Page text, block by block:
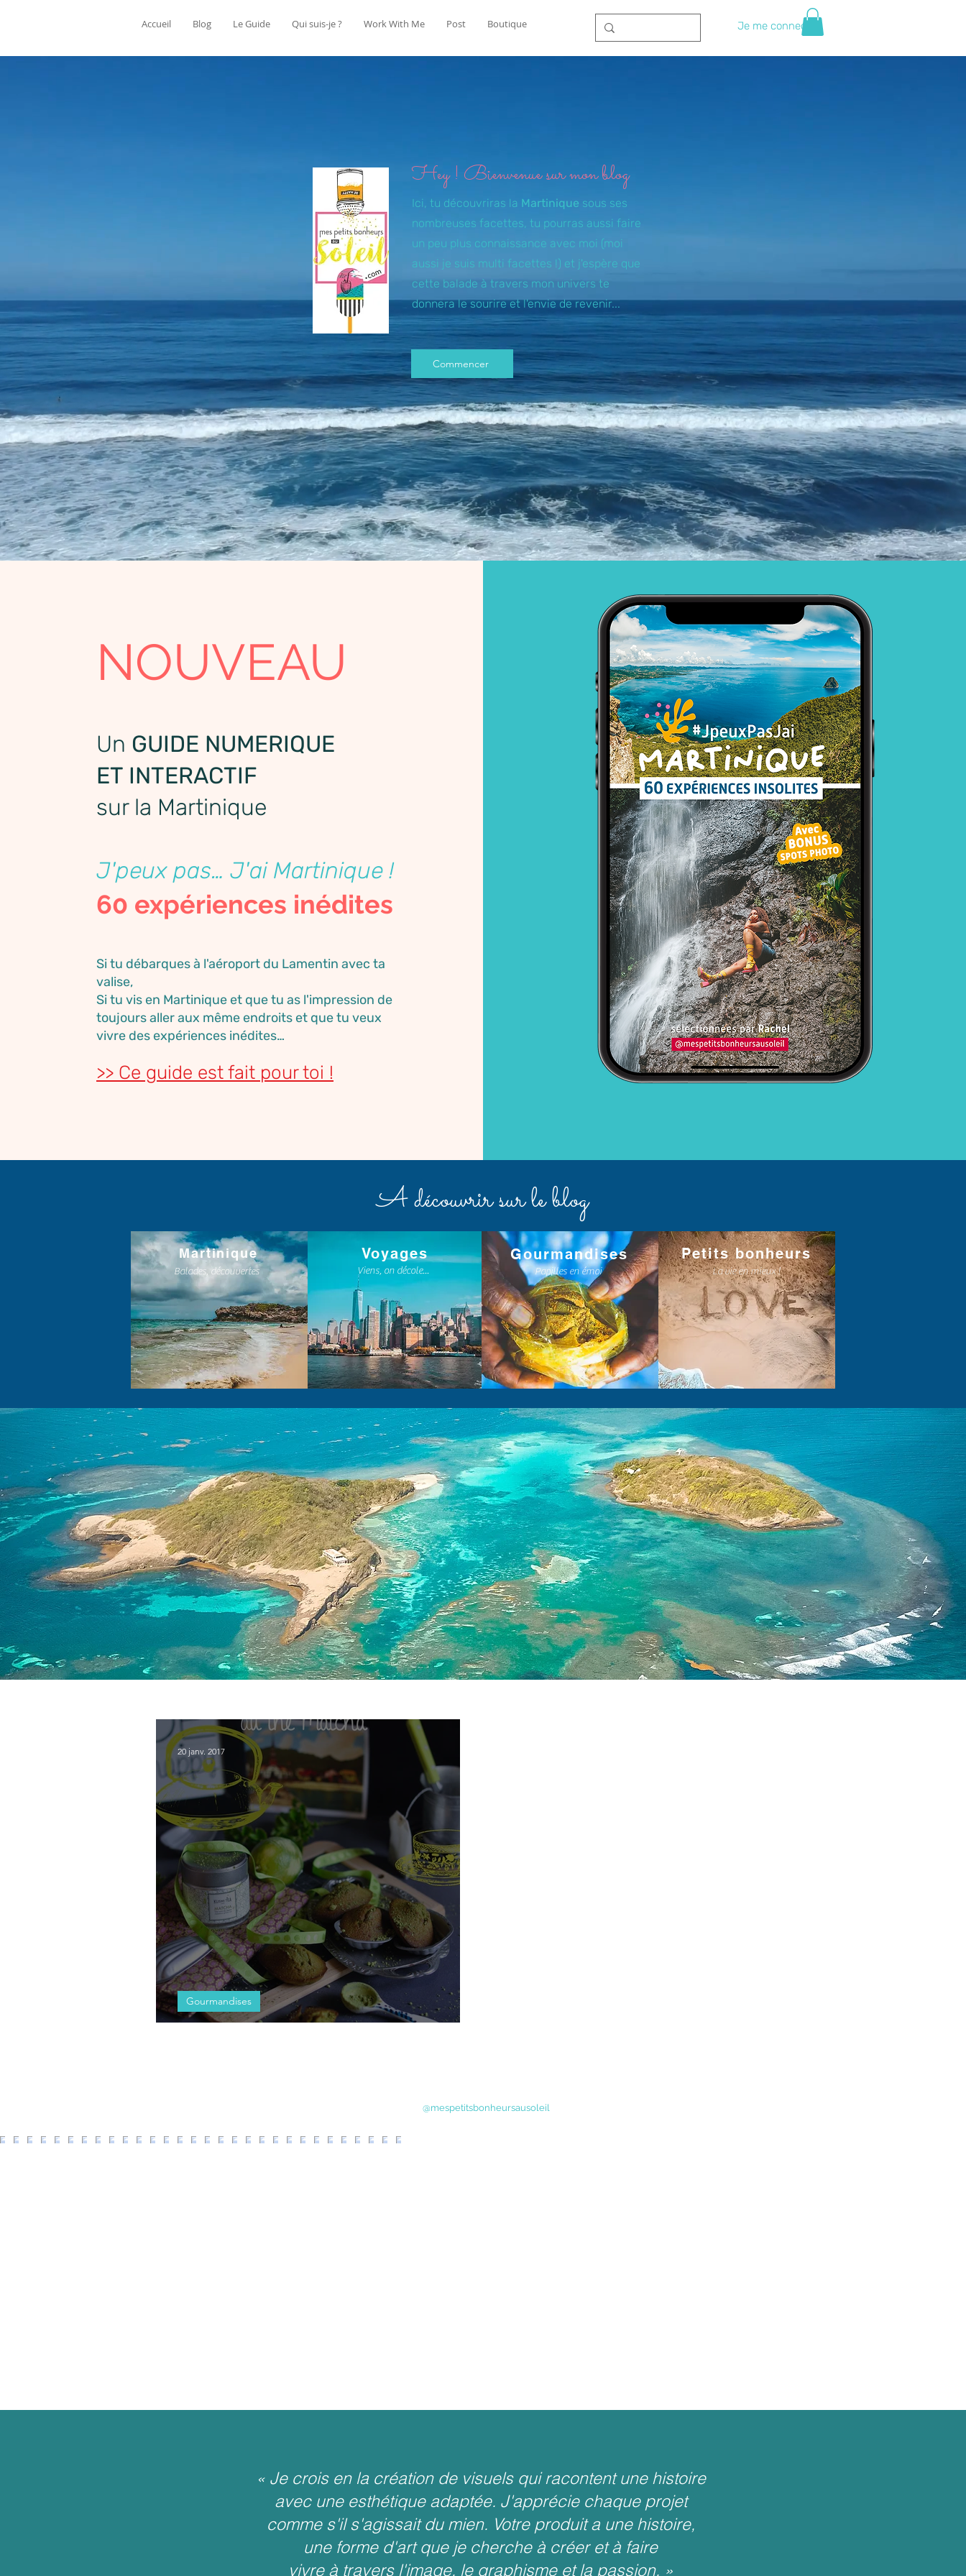
Accueil Blog Le Guide Qui suis-je ? Work With Me Post Boutique Je me connecte
Hey ! Bienvenue sur mon blog
Ici, tu découvriras la Martinique sous ses
nombreuses facettes, tu pourras aussi faire
un peu plus connaissance avec moi (moi
aussi je suis multi facettes !) et j'espère que
cette balade à travers mon univers te
donnera le sourire et l'envie de revenir...
Commencer
NOUVEAU
Un GUIDE NUMERIQUE
ET INTERACTIF
sur la Martinique
J'peux pas… J'ai Martinique !
60 expériences inédites
Si tu débarques à l'aéroport du Lamentin avec ta
valise,
Si tu vis en Martinique et que tu as l'impression de
toujours aller aux même endroits et que tu veux
vivre des expériences inédites…
>> Ce guide est fait pour toi !
A découvrir sur le blog
Martinique
Balades, découvertes
Voyages
Viens, on décole...
Gourmandises
Papilles en émoi
Petits bonheurs
La vie en mieux !
Gourmandises
20 janv. 2017
@mespetitsbonheursausoleil
« Je crois en la création de visuels qui racontent une histoire
avec une esthétique adaptée. J'apprécie chaque projet
comme s'il s'agissait du mien. Votre produit a une histoire,
une forme d'art que je cherche à créer et à faire
vivre à travers l'image, le graphisme et la passion. »